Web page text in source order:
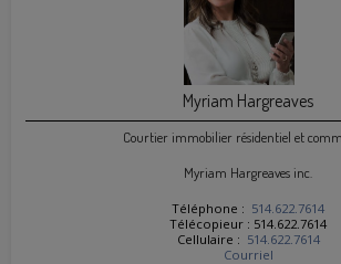
Myriam Hargreaves
Courtier immobilier résidentiel et
Myriam Hargreaves inc.
Téléphone : 514.622.7614
Télécopieur : 514.622.7614
Cellulaire : 514.622.7614
Courriel